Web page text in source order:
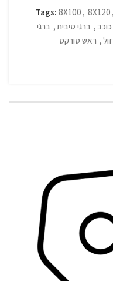
Tags: 8X100 , 8X120 ,
, ברגי סיבית , ברגי
, ראש טורקס